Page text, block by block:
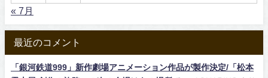
« 7月
最近のコメント
「銀河鉄道999」新作劇場アニメーション作品が製作決定/「松本